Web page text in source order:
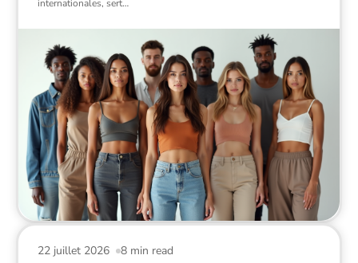
internationales, sert…
8 min read
22 juillet 2026